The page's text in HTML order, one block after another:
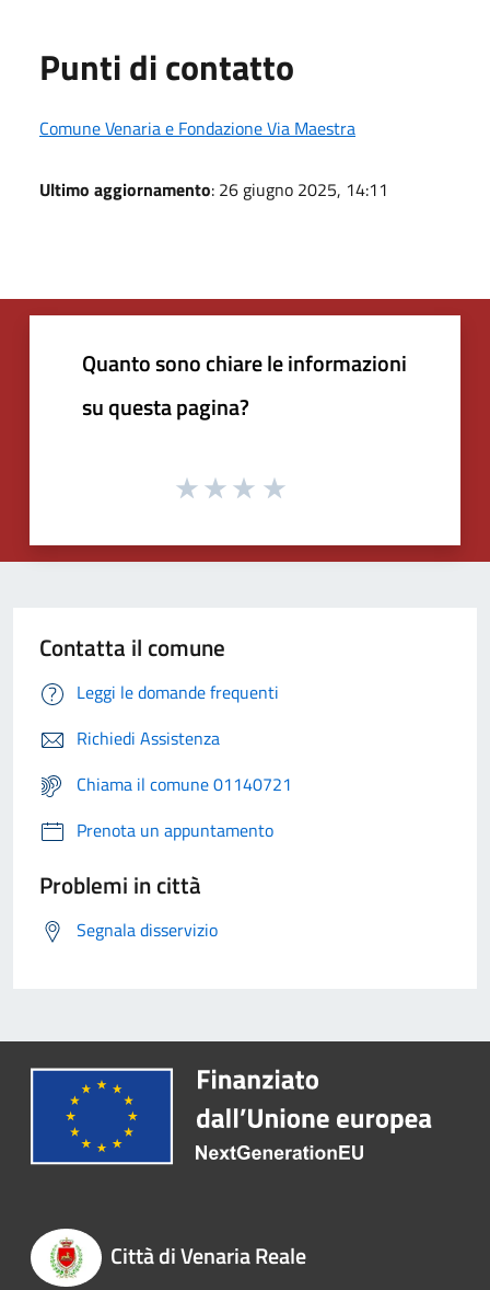
Punti di contatto
Comune Venaria e Fondazione Via Maestra
Ultimo aggiornamento: 26 giugno 2025, 14:11
Quanto sono chiare le informazioni
su questa pagina?
Contatta il comune
Leggi le domande frequenti
Richiedi Assistenza
Chiama il comune 01140721
Prenota un appuntamento
Problemi in città
Segnala disservizio
Città di Venaria Reale